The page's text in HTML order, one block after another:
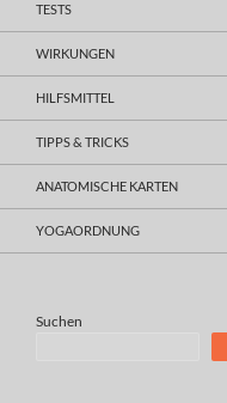
TESTS
WIRKUNGEN
HILFSMITTEL
TIPPS & TRICKS
ANATOMISCHE KARTEN
YOGAORDNUNG
Suchen